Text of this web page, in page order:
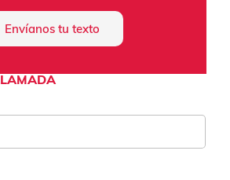
Envíanos tu texto